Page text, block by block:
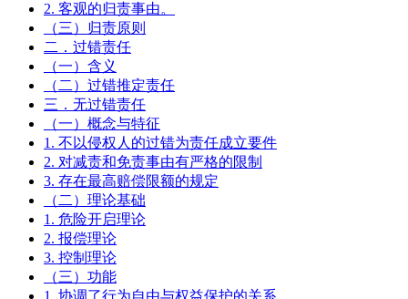
2. 客观的归责事由。
（三）归责原则
二．过错责任
（一）含义
（二）过错推定责任
三．无过错责任
（一）概念与特征
1. 不以侵权人的过错为责任成立要件
2. 对减责和免责事由有严格的限制
3. 存在最高赔偿限额的规定
（二）理论基础
1. 危险开启理论
2. 报偿理论
3. 控制理论
（三）功能